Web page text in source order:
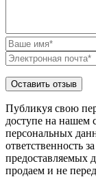
Публикуя свою
доступе на нашем
персональных
ответственность
предоставляемых
продаем и не